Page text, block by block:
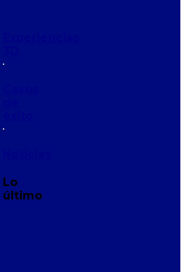
Lo
último